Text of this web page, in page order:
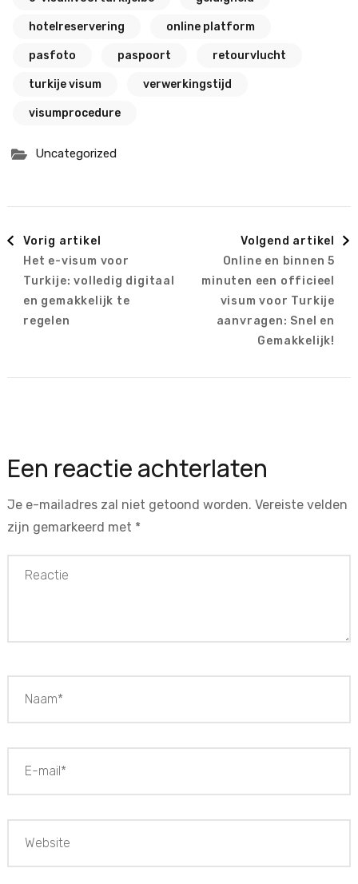
hotelreservering online platform
pasfoto paspoort retourvlucht
turkije visum verwerkingstijd
visumprocedure
Uncategorized
Berichtnavigatie
Vorig artikel
Het e-visum voor
Turkije: volledig digitaal
en gemakkelijk te
regelen
Volgend artikel
Online en binnen 5
minuten een officieel
visum voor Turkije
aanvragen: Snel en
Gemakkelijk!
Een reactie achterlaten
Je e-mailadres zal niet getoond worden. Vereiste velden
zijn gemarkeerd met *